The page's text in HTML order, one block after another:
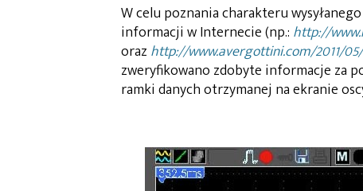
W celu poznania charakteru
informacji w Internecie (np.: http://
oraz http://www.avergottini.com/2011/
zweryfikowano zdobyte informacje za
ramki danych otrzymanej na ekranie